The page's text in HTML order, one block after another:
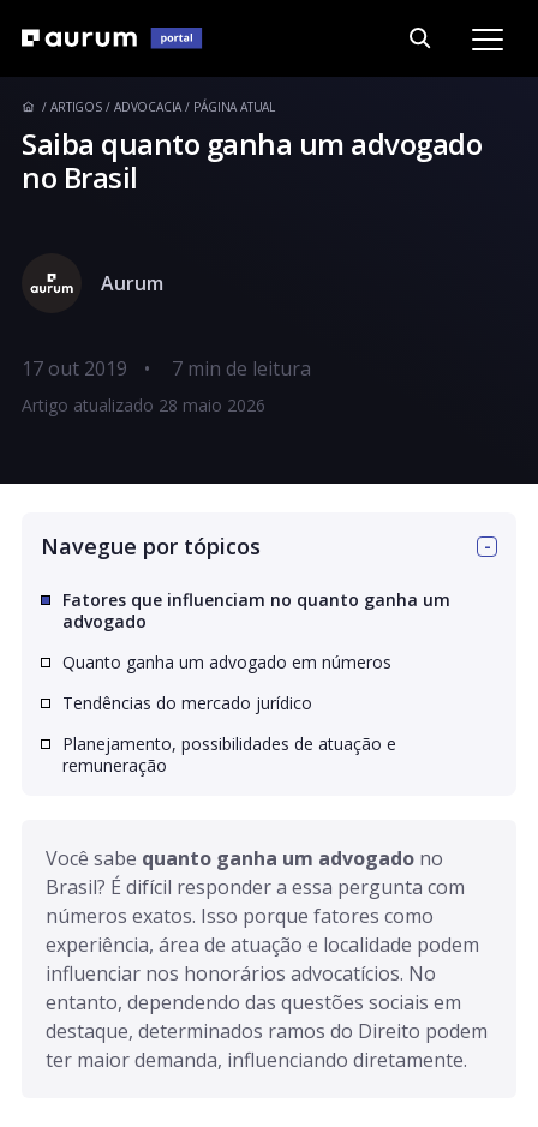
ARTIGOS ADVOCACIA PÁGINA ATUAL
Saiba quanto ganha um advogado
no Brasil
Aurum
17 out 2019 •
Artigo atualizado 28 maio 2026
Navegue por tópicos
Fatores que influenciam no quanto ganha um
advogado
Quanto ganha um advogado em números
Tendências do mercado jurídico
Planejamento, possibilidades de atuação e
remuneração
Você sabe quanto ganha um advogado no
Brasil? É difícil responder a essa pergunta com
números exatos. Isso porque fatores como
experiência, área de atuação e localidade podem
influenciar nos honorários advocatícios. No
entanto, dependendo das questões sociais em
destaque, determinados ramos do Direito podem
ter maior demanda, influenciando diretamente.